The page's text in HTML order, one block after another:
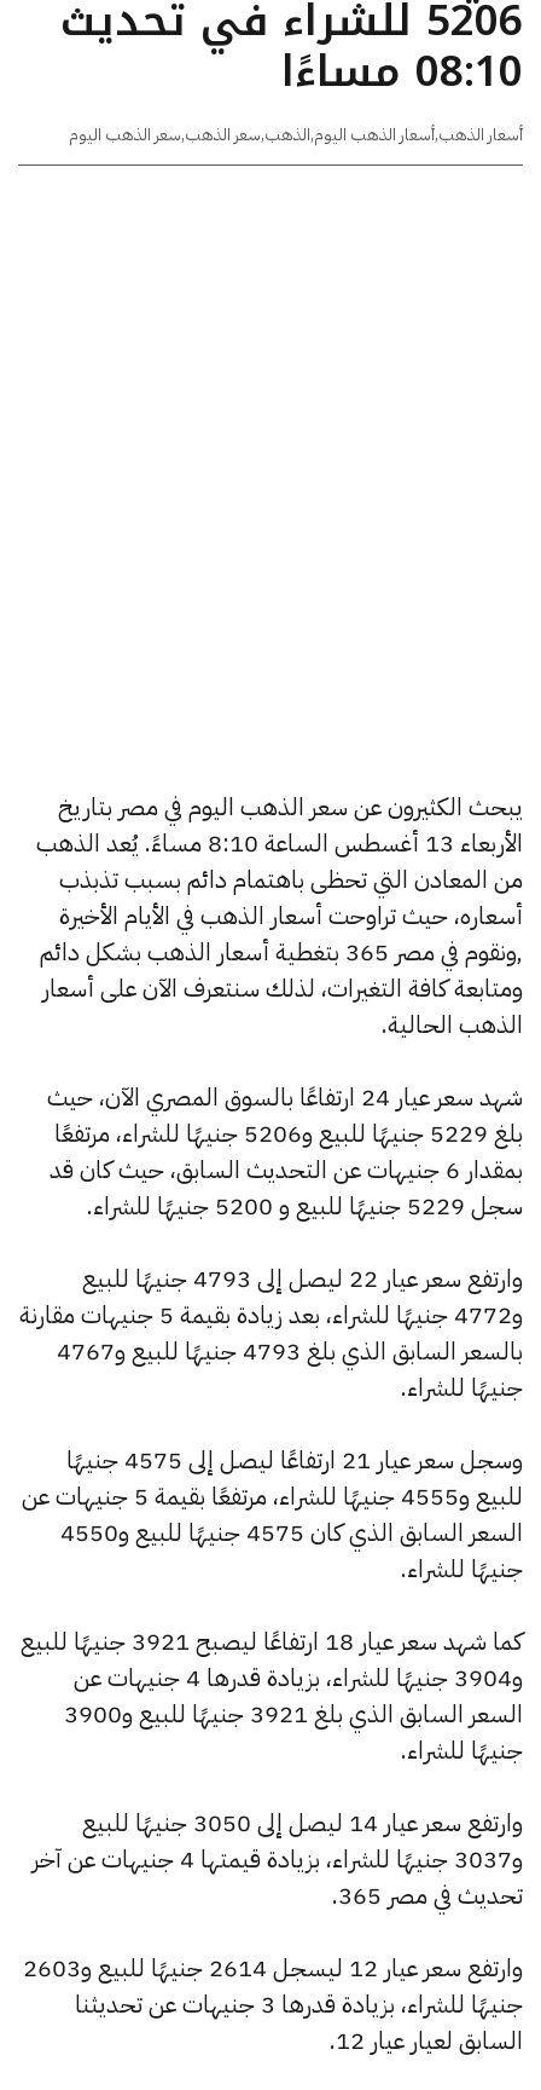
5206 للشراء في تحديث
08:10 مساءًا
أسعار الذهب,أسعار الذهب اليوم,الذهب,سعر الذهب,سعر الذهب اليوم
يبحث الكثيرون عن سعر الذهب اليوم في مصر بتاريخ
الأربعاء 13 أغسطس الساعة 8:10 مساءً. يُعد الذهب
من المعادن التي تحظى باهتمام دائم بسبب تذبذب
أسعاره، حيث تراوحت أسعار الذهب في الأيام الأخيرة
,ونقوم في مصر 365 بتغطية أسعار الذهب بشكل دائم
ومتابعة كافة التغيرات، لذلك سنتعرف الآن على أسعار
الذهب الحالية.
شهد سعر عيار 24 ارتفاعًا بالسوق المصري الآن، حيث
بلغ 5229 جنيهًا للبيع و5206 جنيهًا للشراء، مرتفعًا
بمقدار 6 جنيهات عن التحديث السابق، حيث كان قد
سجل 5229 جنيهًا للبيع و 5200 جنيهًا للشراء.
وارتفع سعر عيار 22 ليصل إلى 4793 جنيهًا للبيع
و4772 جنيهًا للشراء، بعد زيادة بقيمة 5 جنيهات مقارنة
بالسعر السابق الذي بلغ 4793 جنيهًا للبيع و4767
جنيهًا للشراء.
وسجل سعر عيار 21 ارتفاعًا ليصل إلى 4575 جنيهًا
للبيع و4555 جنيهًا للشراء، مرتفعًا بقيمة 5 جنيهات عن
السعر السابق الذي كان 4575 جنيهًا للبيع و4550
جنيهًا للشراء.
كما شهد سعر عيار 18 ارتفاعًا ليصبح 3921 جنيهًا للبيع
و3904 جنيهًا للشراء، بزيادة قدرها 4 جنيهات عن
السعر السابق الذي بلغ 3921 جنيهًا للبيع و3900
جنيهًا للشراء.
وارتفع سعر عيار 14 ليصل إلى 3050 جنيهًا للبيع
و3037 جنيهًا للشراء، بزيادة قيمتها 4 جنيهات عن آخر
تحديث في مصر 365.
وارتفع سعر عيار 12 ليسجل 2614 جنيهًا للبيع و2603
جنيهًا للشراء، بزيادة قدرها 3 جنيهات عن تحديثنا
السابق لعيار عيار 12.